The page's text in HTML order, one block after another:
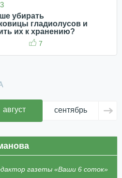
убирать
гладиолусов и
их к хранению?
7
август сентябрь
газеты «Ваши 6 соток»